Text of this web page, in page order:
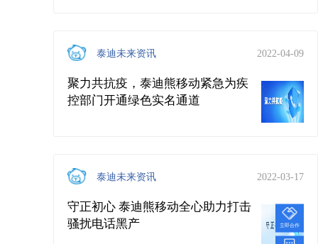
聚力共抗疫，泰迪熊移动紧急为疾
控部门开通绿色实名通道
泰迪未来资讯 2022-04-09
守正初心 泰迪熊移动全心助力打击
骚扰电话黑产
泰迪未来资讯 2022-03-17
立即合作